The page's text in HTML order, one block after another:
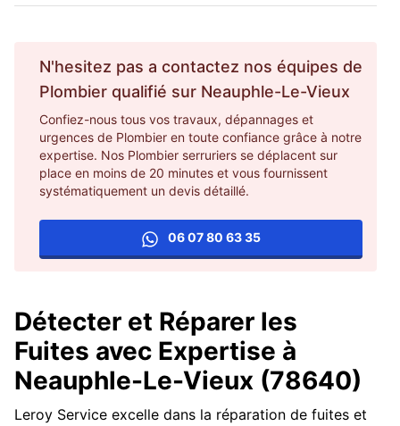
N'hesitez pas a contactez nos équipes de
Plombier qualifié sur Neauphle-Le-Vieux
Confiez-nous tous vos travaux, dépannages et
urgences de Plombier en toute confiance grâce à notre
expertise. Nos Plombier serruriers se déplacent sur
place en moins de 20 minutes et vous fournissent
systématiquement un devis détaillé.
06 07 80 63 35
Détecter et Réparer les
Fuites avec Expertise à
Neauphle-Le-Vieux (78640)
Leroy Service excelle dans la réparation de fuites et